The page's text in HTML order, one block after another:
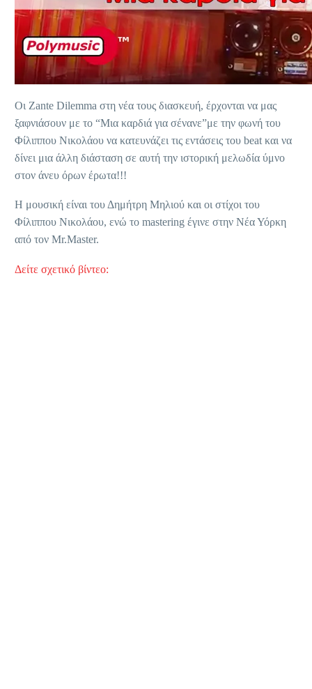
Οι Zante Dilemma στη νέα τους διασκευή, έρχονται να μας
ξαφνιάσουν με το “Μια καρδιά για σένανε”με την φωνή του
Φίλιππου Νικολάου να κατευνάζει τις εντάσεις του beat και να
δίνει μια άλλη διάσταση σε αυτή την ιστορική μελωδία ύμνο
στον άνευ όρων έρωτα!!!
Η μουσική είναι του Δημήτρη Μηλιού και οι στίχοι του
Φίλιππου Νικολάου, ενώ το mastering έγινε στην Νέα Υόρκη
από τον Mr.Master.
Δείτε σχετικό βίντεο: